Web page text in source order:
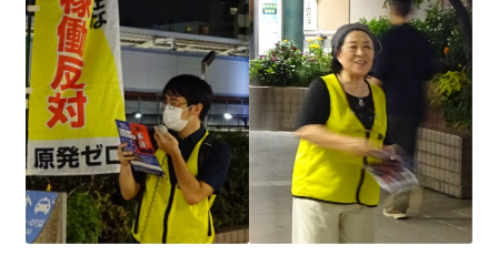
ギャラリー_2023.3.12
ギャラリー_2024.3.10
ギャラリー_2025.3.23
ギャラリー_2026.3.15
原発ゼロと未来